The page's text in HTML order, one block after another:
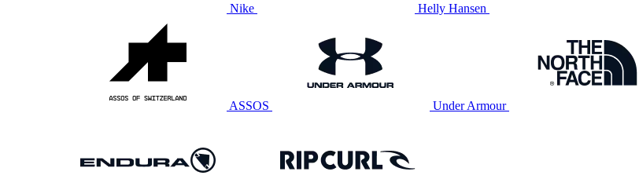
Nike Helly Hansen
ASSOS Under Armour